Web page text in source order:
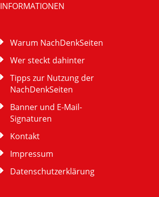
INFORMATIONEN
Warum NachDenkSeiten
Wer steckt dahinter
Tipps zur Nutzung der
NachDenkSeiten
Banner und E-Mail-
Signaturen
Kontakt
Impressum
Datenschutzerklärung